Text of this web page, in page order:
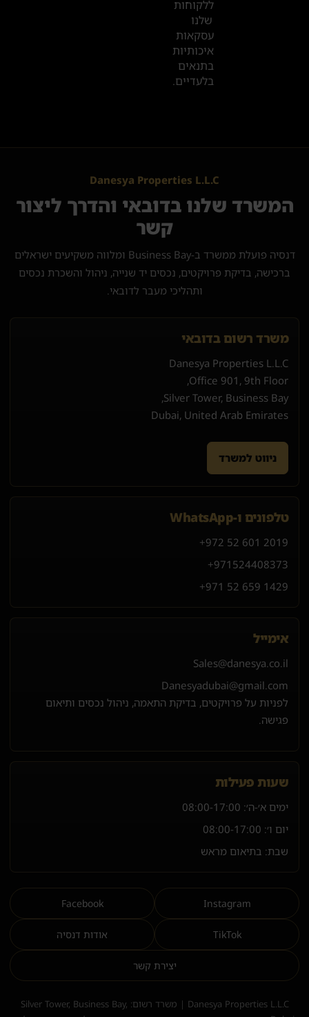
ללקוחות
שלנו
עסקאות
איכותיות
בתנאים
בלעדיים.
Danesya Properties L.L.C
המשרד שלנו בדובאי והדרך ליצור
קשר
דנסיה פועלת ממשרד ב-Business Bay ומלווה משקיעים ישראלים
ברכישה, בדיקת פרויקטים, נכסים יד שנייה, ניהול והשכרת נכסים
ותהליכי מעבר לדובאי.
משרד רשום בדובאי
Danesya Properties L.L.C
Office 901, 9th Floor,
Silver Tower, Business Bay,
Dubai, United Arab Emirates
ניווט למשרד
טלפונים ו-WhatsApp
+972 52 601 2019
+971 524408373
+971 52 659 1429
אימייל
Sales@danesya.co.il
Danesyadubai@gmail.com
לפניות על פרויקטים, בדיקת התאמה, ניהול נכסים ותיאום
פגישה.
שעות פעילות
ימים א׳-ה׳: 08:00-17:00
יום ו׳: 08:00-17:00
שבת: בתיאום מראש
Instagram
Facebook
TikTok אודות דנסיה
יצירת קשר
Danesya Properties L.L.C | משרד רשום: Silver Tower, Business Bay,